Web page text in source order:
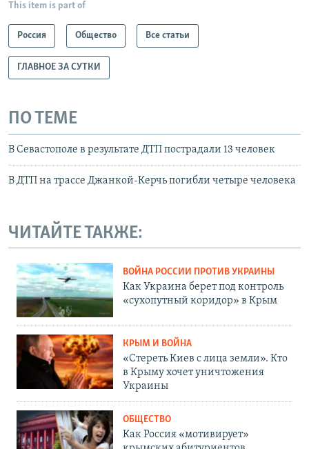
This item is part of
Россия Общество Все статьи
ГЛАВНОЕ ЗА СУТКИ
ПО ТЕМЕ
В Севастополе в результате ДТП пострадали 13 человек
В ДТП на трассе Джанкой-Керчь погибли четыре человека
ЧИТАЙТЕ ТАКЖЕ:
ВОЙНА РОССИИ ПРОТИВ УКРАИНЫ
Как Украина берет под контроль
«сухопутный коридор» в Крым
КРЫМ И ВОЙНА
«Стереть Киев с лица земли». Кто
в Крыму хочет уничтожения
Украины
ОБЩЕСТВО
Как Россия «мотивирует»